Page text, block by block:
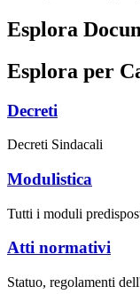
Esplora
Esplora per
Decreti
Decreti Sindacali
Modulistica
Tutti i moduli
Atti normativi
Statuo, regolamenti